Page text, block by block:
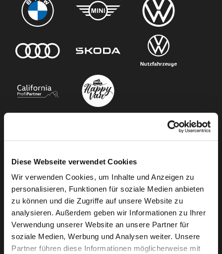
Diese Webseite verwendet Cookies
Wir verwenden Cookies, um Inhalte und Anzeigen zu
personalisieren, Funktionen für soziale Medien anbieten
zu können und die Zugriffe auf unsere Website zu
analysieren. Außerdem geben wir Informationen zu Ihrer
Verwendung unserer Website an unsere Partner für
soziale Medien, Werbung und Analysen weiter. Unsere
Partner führen diese Informationen möglicherweise mit
Unser Angebot
Newsletter Anmeldung
Neuwagen
Gebrauchtwagen
Audi Gebrauchtwagen :plus
Camper mieten
Kundenservice